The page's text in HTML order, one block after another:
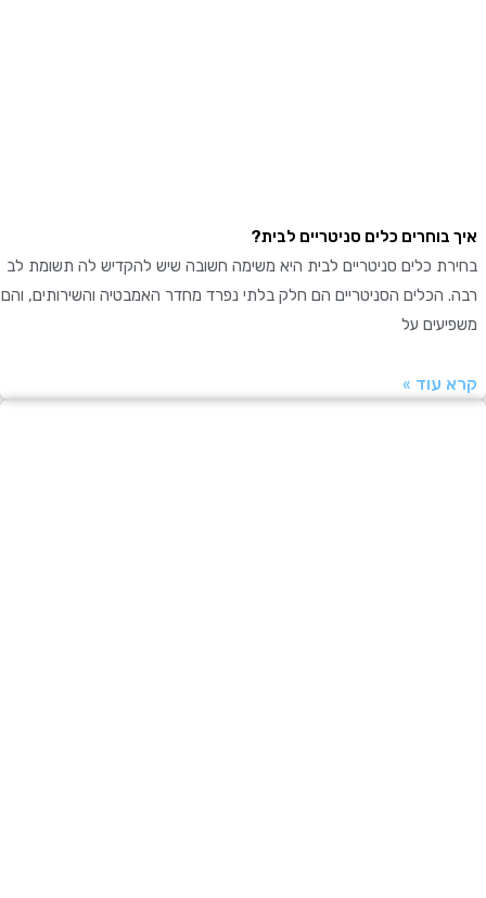
כלים סניטריים לבית?
כלים סניטריים לבית היא משימה חשובה שיש להקדיש לה תשומת לב
הסניטריים הם חלק בלתי נפרד מחדר האמבטיה והשירותים, והם
על
»